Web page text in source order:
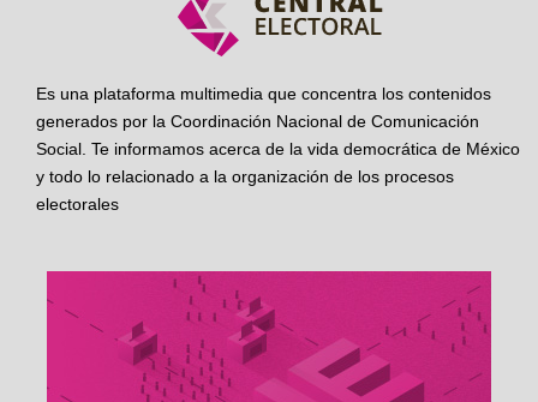
Es una plataforma multimedia que concentra los contenidos
generados por la Coordinación Nacional de Comunicación
Social. Te informamos acerca de la vida democrática de México
y todo lo relacionado a la organización de los procesos
electorales